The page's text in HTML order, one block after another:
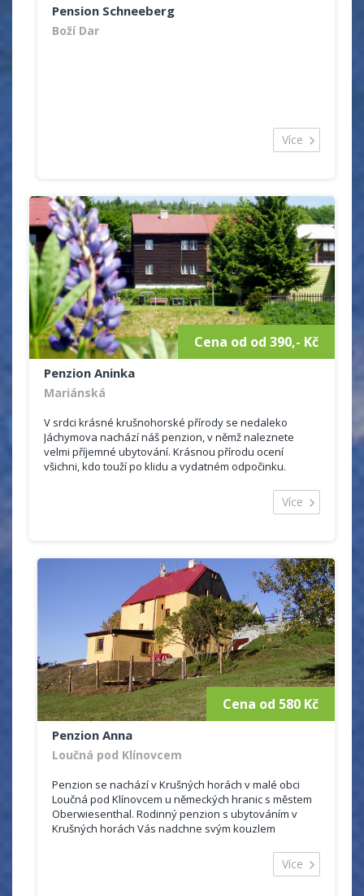
Pension Schneeberg
Boží Dar
Více
Cena od od 390,- Kč
Penzion Aninka
Mariánská
V srdci krásné krušnohorské přírody se nedaleko
Jáchymova nachází náš penzion, v němž naleznete
velmi příjemné ubytování. Krásnou přírodu ocení
všichni, kdo touží po klidu a vydatném odpočinku.
Více
Cena od 580 Kč
Penzion Anna
Loučná pod Klínovcem
Penzion se nachází v Krušných horách v malé obci
Loučná pod Klínovcem u německých hranic s městem
Oberwiesenthal. Rodinný penzion s ubytováním v
Krušných horách Vás nadchne svým kouzlem
Více